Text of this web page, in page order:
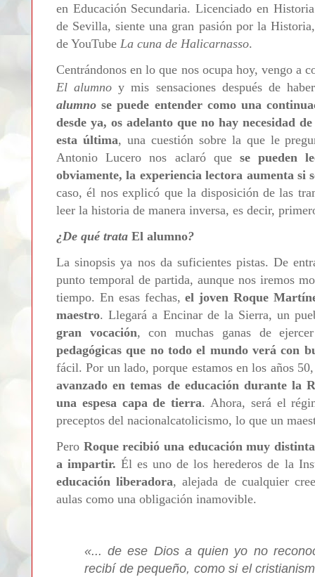
en Educación Secundaria. Licenciado en
de Sevilla, siente una gran pasión por la
de YouTube La cuna de Halicarnasso.
Centrándonos en lo que nos ocupa hoy, vengo a
El alumno y mis sensaciones después de
alumno se puede entender como una
desde ya, os adelanto que no hay necesidad
esta última, una cuestión sobre la que le
Antonio Lucero nos aclaró que se pueden
obviamente, la experiencia lectora aumenta si
caso, él nos explicó que la disposición de las
leer la historia de manera inversa, es decir,
¿De qué trata El alumno?
La sinopsis ya nos da suficientes pistas. De
punto temporal de partida, aunque nos iremos
tiempo. En esas fechas,el joven Roque
maestro. Llegará a Encinar de la Sierra, un
gran vocación, con muchas ganas de
pedagógicas que no todo el mundo verá con
fácil. Por un lado, porque estamos en los años
avanzado en temas de educación durante la
una espesa capa de tierra. Ahora, será el
preceptos del nacionalcatolicismo, lo que un
Pero Roque recibió una educación muy
a impartir. Él es uno de los herederos de la
educación liberadora, alejada de cualquier
aulas como una obligación inamovible.
«... de ese Dios a quien yo no
recibí de pequeño, como si el